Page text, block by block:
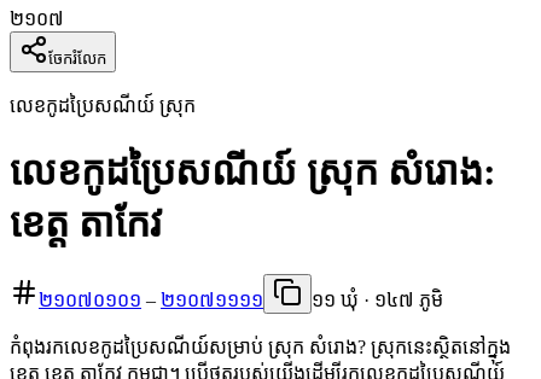
២១០៧
ចែករំលែក
លេខកូដប្រៃសណីយ៍ ស្រុក
លេខកូដប្រៃសណីយ៍ ស្រុក សំរោង:
ខេត្ត តាកែវ
២១០៧០១០១ – ២១០៧១១១១ ១១ ឃុំ · ១៤៧ ភូមិ
កំពុងរកលេខកូដប្រៃសណីយ៍សម្រាប់ ស្រុក សំរោង? ស្រុកនេះស្ថិតនៅក្នុង
ខេត្ត ខេត្ត តាកែវ កម្ពុជា។ ប្រើថតរបស់យើងដើម្បីរកលេខកូដប្រៃសណីយ៍